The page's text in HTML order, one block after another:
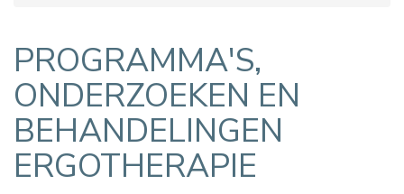
PROGRAMMA'S,
ONDERZOEKEN EN
BEHANDELINGEN
ERGOTHERAPIE